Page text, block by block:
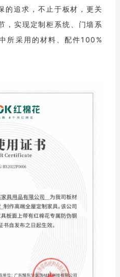
追求，不止于板材，更关
，实现定制柜系统、门墙系
所采用的材料、配件100%